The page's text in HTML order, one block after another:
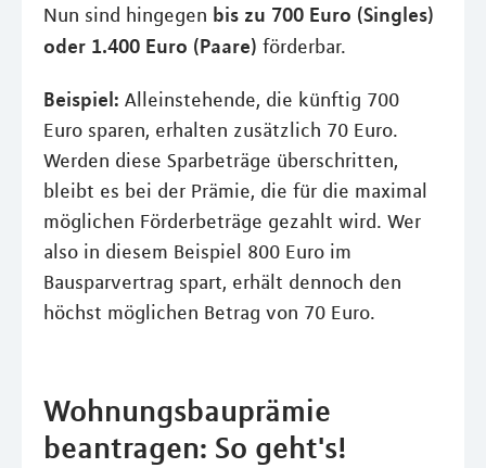
Nun sind hingegen bis zu 700 Euro (Singles)
oder 1.400 Euro (Paare) förderbar.
Beispiel: Alleinstehende, die künftig 700
Euro sparen, erhalten zusätzlich 70 Euro.
Werden diese Sparbeträge überschritten,
bleibt es bei der Prämie, die für die maximal
möglichen Förderbeträge gezahlt wird. Wer
also in diesem Beispiel 800 Euro im
Bausparvertrag spart, erhält dennoch den
höchst möglichen Betrag von 70 Euro.
Wohnungsbauprämie
beantragen: So geht's!